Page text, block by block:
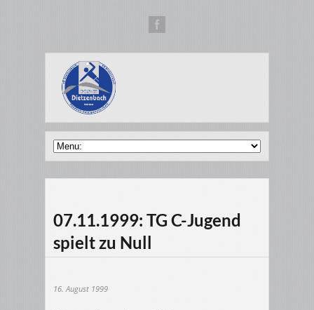
07.11.1999: TG C-Jugend
spielt zu Null
16. August 1999